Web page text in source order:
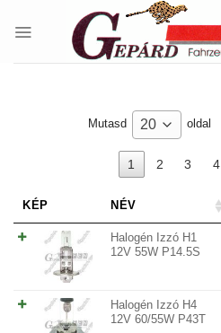
Mutasd 20 oldal
1 2 3 4
KÉP NÉV
Halogén Izzó H1
12V 55W P14.5S
Halogén Izzó H4
12V 60/55W P43T